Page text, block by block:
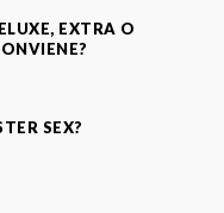
EXTRA O
SEX?